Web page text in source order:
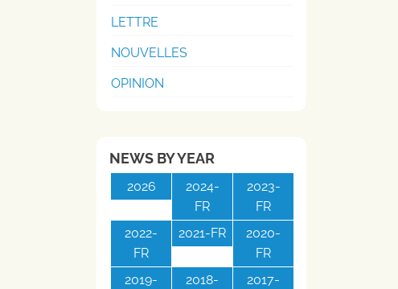
LETTRE
NOUVELLES
OPINION
NEWS BY YEAR
2026
2024-
FR
2023-
FR
2022-
FR
2021-FR
2020-
FR
2019-
2018-
2017-